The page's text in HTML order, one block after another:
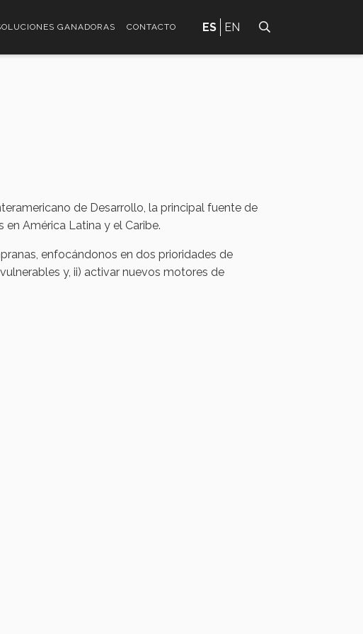
GANADORAS CONTACTO ES EN
de Desarrollo, la principal fuente de
América Latina y el Caribe.
enfocándonos en dos prioridades de
y, ii) activar nuevos motores de